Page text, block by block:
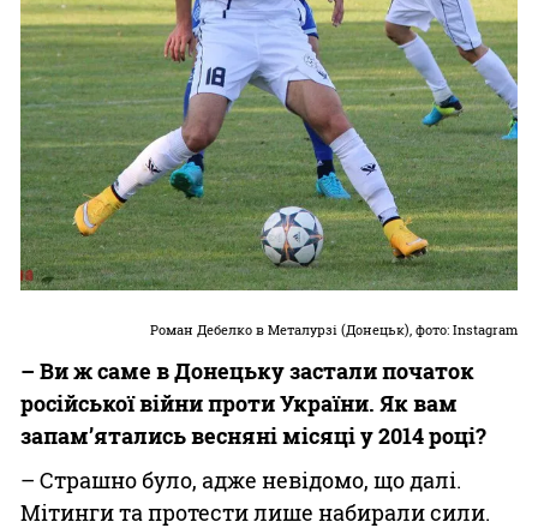
Роман Дебелко в Металурзі (Донецьк), фото: Instagram
– Ви ж саме в Донецьку застали початок
російської війни проти України. Як вам
запам’ятались весняні місяці у 2014 році?
– Страшно було, адже невідомо, що далі.
Мітинги та протести лише набирали сили.